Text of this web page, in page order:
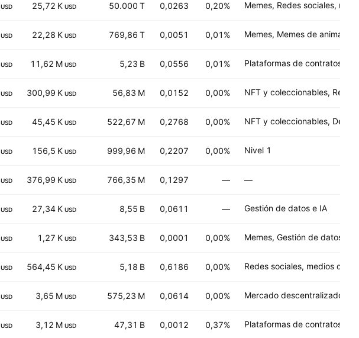
USD 25,72 K USD 50.000 T 0,0263 0,20%
USD 22,28 K USD 769,86 T 0,0051 0,01% Memes, Memes de animales
USD 11,62 M USD 5,23 B 0,0556 0,01%
USD 300,99 K USD 56,83 M 0,0152 0,00%
USD 45,45 K USD 522,67 M 0,2768 0,00%
USD 156,5 K USD 999,96 M 0,2207 0,00% Nivel 1
USD 376,99 K USD 766,35 M 0,1297 — —
USD 27,34 K USD 8,55 B 0,0611 — Gestión de datos e IA
USD 1,27 K USD 343,53 B 0,0001 0,00% Memes, Gestión de datos e IA
USD 564,45 K USD 5,18 B 0,6186 0,00%
USD 3,65 M USD 575,23 M 0,0614 0,00%
USD 3,12 M USD 47,31 B 0,0012 0,37%